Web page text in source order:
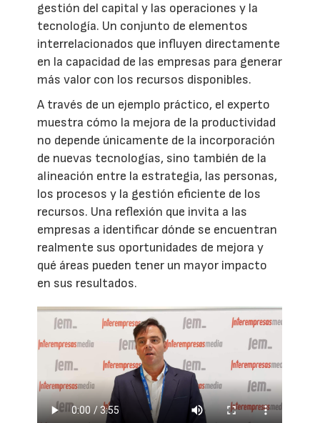
gestión del capital y las operaciones y la
tecnología. Un conjunto de elementos
interrelacionados que influyen directamente
en la capacidad de las empresas para generar
más valor con los recursos disponibles.
A través de un ejemplo práctico, el experto
muestra cómo la mejora de la productividad
no depende únicamente de la incorporación
de nuevas tecnologías, sino también de la
alineación entre la estrategia, las personas,
los procesos y la gestión eficiente de los
recursos. Una reflexión que invita a las
empresas a identificar dónde se encuentran
realmente sus oportunidades de mejora y
qué áreas pueden tener un mayor impacto
en sus resultados.